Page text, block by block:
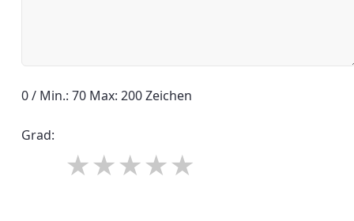
0 / Min.: 70 Max: 200 Zeichen
Grad: